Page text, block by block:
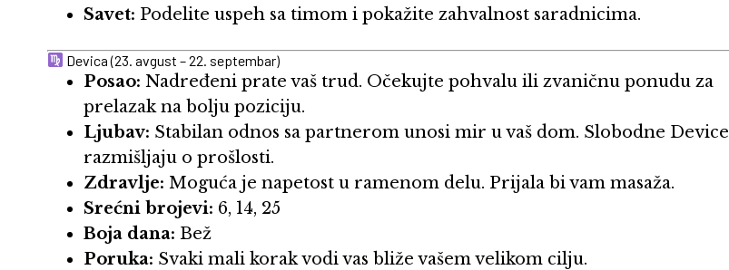
Savet: Podelite uspeh sa timom i pokažite zahvalnost saradnicima.
Devica (23. avgust – 22. septembar)
Posao: Nadređeni prate vaš trud. Očekujte pohvalu ili zvaničnu ponudu za
prelazak na bolju poziciju.
Ljubav: Stabilan odnos sa partnerom unosi mir u vaš dom. Slobodne Device
razmišljaju o prošlosti.
Zdravlje: Moguća je napetost u ramenom delu. Prijala bi vam masaža.
Srećni brojevi: 6, 14, 25
Boja dana: Bež
Poruka: Svaki mali korak vodi vas bliže vašem velikom cilju.